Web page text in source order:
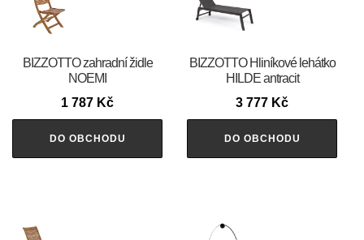
BIZZOTTO zahradní židle
NOEMI
1 787 Kč
DO OBCHODU
BIZZOTTO Hliníkové lehátko
HILDE antracit
3 777 Kč
DO OBCHODU